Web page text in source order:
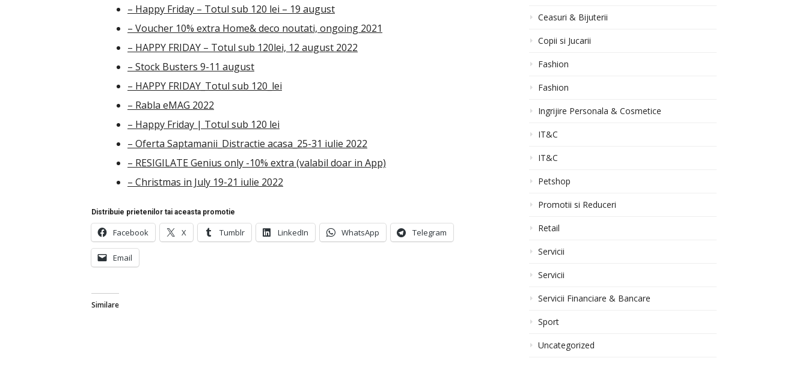
– Happy Friday – Totul sub 120 lei – 19 august
– Voucher 10% extra Home& deco noutati, ongoing 2021
– HAPPY FRIDAY – Totul sub 120lei, 12 august 2022
– Stock Busters 9-11 august
– HAPPY FRIDAY_Totul sub 120_lei
– Rabla eMAG 2022
– Happy Friday | Totul sub 120 lei
– Oferta Saptamanii_Distractie acasa_25-31 iulie 2022
– RESIGILATE Genius only -10% extra (valabil doar in App)
– Christmas in July 19-21 iulie 2022
Distribuie prietenilor tai aceasta promotie
Facebook X Tumblr LinkedIn WhatsApp Telegram
Email
Similare
Ceasuri & Bijuterii
Copii si Jucarii
Fashion
Fashion
Ingrijire Personala & Cosmetice
IT&C
IT&C
Petshop
Promotii si Reduceri
Retail
Servicii
Servicii
Servicii Financiare & Bancare
Sport
Uncategorized